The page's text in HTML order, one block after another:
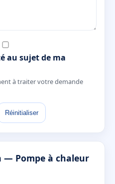
au sujet de ma
à traiter votre demande
Réinitialiser
— Pompe à chaleur